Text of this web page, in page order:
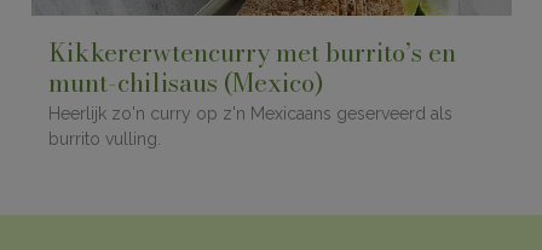
Kikkererwtencurry met burrito’s en
munt-chilisaus (Mexico)
Heerlijk zo'n curry op z'n Mexicaans geserveerd als
burrito vulling.